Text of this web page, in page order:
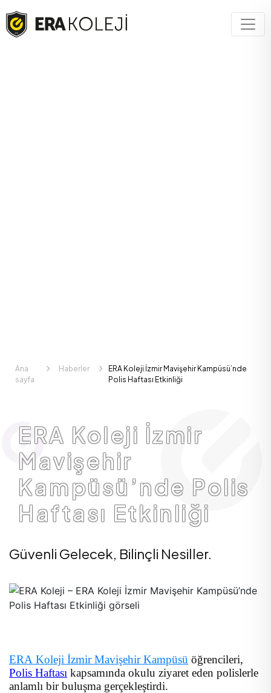
Ana
sayfa
Haberler
ERA Koleji İzmir Mavişehir Kampüsü’nde
Polis Haftası Etkinliği
ERA Koleji İzmir
Mavişehir
Kampüsü’nde Polis
Haftası Etkinliği
Güvenli Gelecek, Bilinçli Nesiller.
ERA Koleji İzmir Mavişehir Kampüsü öğrencileri,
Polis Haftası kapsamında okulu ziyaret eden polislerle
anlamlı bir buluşma gerçekleştirdi.